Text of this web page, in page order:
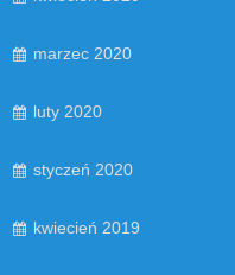
marzec 2020
luty 2020
styczeń 2020
kwiecień 2019